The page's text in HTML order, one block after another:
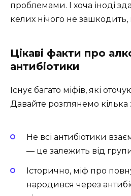
проблемами. І хоча іноді
келих нічого не зашкодить,
Цікаві факти про
антибіотики
Існує багато міфів, які
Давайте розглянемо кілька
Не всі антибіотики
— це залежить від
Історично, міф про
народився через